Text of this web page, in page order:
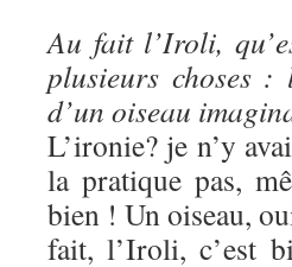
Au fait l’Iroli,
plusieurs choses
d’un oiseau
L’ironie? je n’y
la pratique pas,
bien ! Un oiseau,
fait, l’Iroli, c’est